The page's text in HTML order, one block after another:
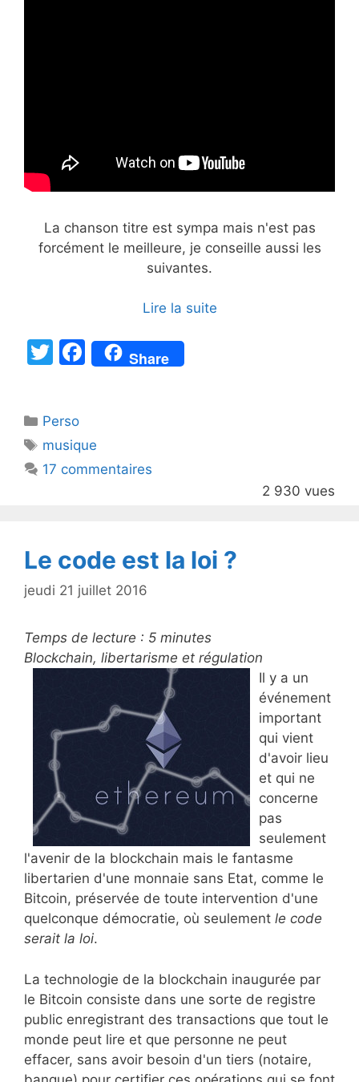
La chanson titre est sympa mais n'est pas
forcément le meilleure, je conseille aussi les
suivantes.
Lire la suite
T
er
F
a
b
o
Share
Catégories
Perso
Étiquettes
musique
17 commentaires
2 930 vues
Le code est la loi ?
jeudi 21 juillet 2016
Temps de lecture : 5 minutes
Blockchain, libertarisme et régulation
Il y a un
événement
important
qui vient
d'avoir lieu
et qui ne
concerne
pas
seulement
l'avenir de la blockchain mais le fantasme
libertarien d'une monnaie sans Etat, comme le
Bitcoin, préservée de toute intervention d'une
quelconque démocratie, où seulement le code
serait la loi.
La technologie de la blockchain inaugurée par
le Bitcoin consiste dans une sorte de registre
public enregistrant des transactions que tout le
monde peut lire et que personne ne peut
effacer, sans avoir besoin d'un tiers (notaire,